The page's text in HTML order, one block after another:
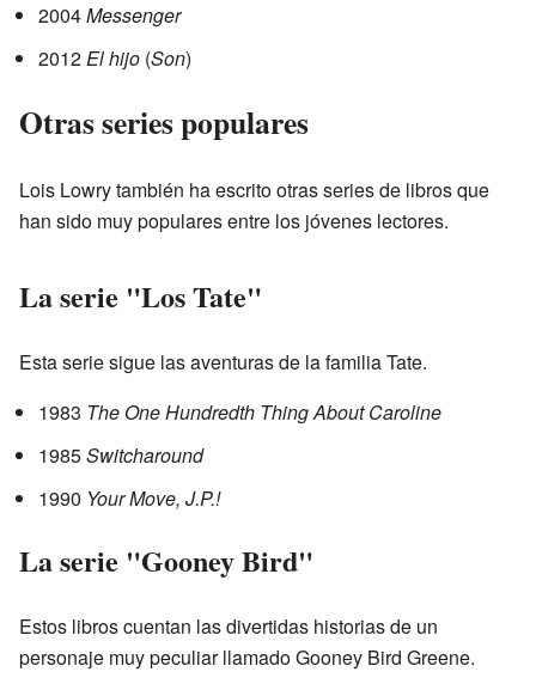
2004Messenger
2012El hijo (Son)
Otras series populares
Lois Lowry también ha escrito otras series de libros que
han sido muy populares entre los jóvenes lectores.
La serie "Los Tate"
Esta serie sigue las aventuras de la familia Tate.
1983 The One Hundredth Thing About Caroline
1985Switcharound
1990 Your Move, J.P.!
La serie "Gooney Bird"
Estos libros cuentan las divertidas historias de un
personaje muy peculiar llamado Gooney Bird Greene.